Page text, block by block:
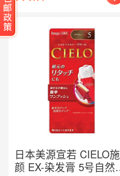
日本美源宣若 CIELO施
颜 EX-染发膏 5号自然棕